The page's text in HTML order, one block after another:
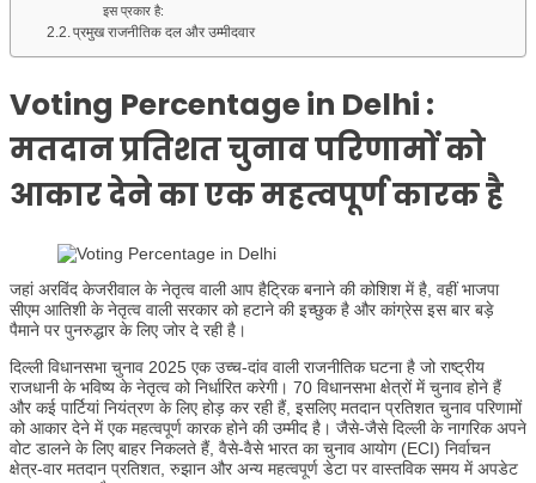
इस प्रकार है:
प्रमुख राजनीतिक दल और उम्मीदवार
Voting Percentage in Delhi :
मतदान प्रतिशत चुनाव परिणामों को
आकार देने का एक महत्वपूर्ण कारक है
जहां अरविंद केजरीवाल के नेतृत्व वाली आप हैट्रिक बनाने की कोशिश में है, वहीं भाजपा
सीएम आतिशी के नेतृत्व वाली सरकार को हटाने की इच्छुक है और कांग्रेस इस बार बड़े
पैमाने पर पुनरुद्धार के लिए जोर दे रही है।
दिल्ली विधानसभा चुनाव 2025 एक उच्च-दांव वाली राजनीतिक घटना है जो राष्ट्रीय
राजधानी के भविष्य के नेतृत्व को निर्धारित करेगी। 70 विधानसभा क्षेत्रों में चुनाव होने हैं
और कई पार्टियां नियंत्रण के लिए होड़ कर रही हैं, इसलिए मतदान प्रतिशत चुनाव परिणामों
को आकार देने में एक महत्वपूर्ण कारक होने की उम्मीद है। जैसे-जैसे दिल्ली के नागरिक अपने
वोट डालने के लिए बाहर निकलते हैं, वैसे-वैसे भारत का चुनाव आयोग (ECI) निर्वाचन
क्षेत्र-वार मतदान प्रतिशत, रुझान और अन्य महत्वपूर्ण डेटा पर वास्तविक समय में अपडेट